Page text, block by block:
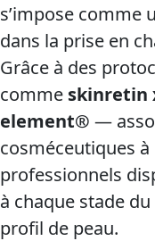
s’impose comme
dans la prise en
Grâce à des
comme skinretin
element® —
cosméceutiques
professionnels
à chaque stade
profil de peau.